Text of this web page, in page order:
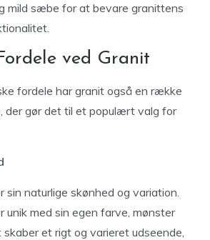
mild sæbe for at bevare granittens
ved Granit
fordele har granit også en række
der gør det til et populært valg for
sin naturlige skønhed og variation.
unik med sin egen farve, mønster
et rigt og varieret udseende,